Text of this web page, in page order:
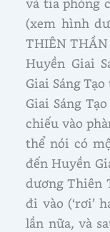
(xem hình
THIÊN
Huyền Giai
Giai Sáng
Giai Sáng
chiếu vào
thể nói có
đến Huyền
dương Thiên
đi vào (‘rơi’
lần nữa, và